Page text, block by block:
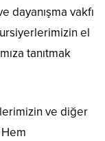
dayanışma vakfı
el
tanıtmak
ve diğer